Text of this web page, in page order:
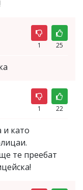
1 25
1 22
и като
те преебат